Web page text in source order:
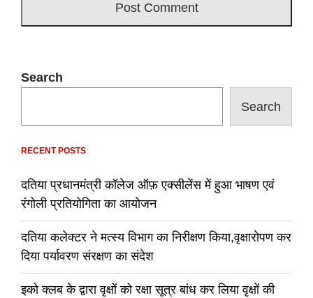
Search
Search
RECENT POSTS
दतिया प्रधानमंत्री कॉलेज ऑफ़ एक्सीलेंस में हुआ भाषण एवं
रंगोली प्रतियोगिता का आयोजन
दतिया कलेक्टर ने मत्स्य विभाग का निरीक्षण किया,वृक्षारोपण कर
दिया पर्यावरण संरक्षण का संदेश
इको क्लब के द्वारा वृक्षों को रक्षा सूत्र बांध कर लिया वृक्षों की